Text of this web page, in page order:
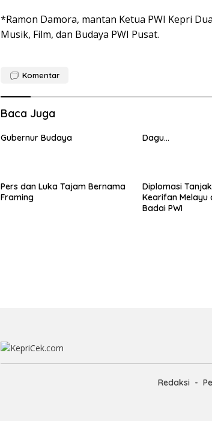
*Ramon Damora, mantan Ketua PWI Kepri
Musik, Film, dan Budaya PWI Pusat.
Komentar
Baca Juga
Gubernur Budaya Dagu…
Pers dan Luka Tajam Bernama
Framing
Diplomasi
Kearifan Melayu
Badai PWI
Redaksi